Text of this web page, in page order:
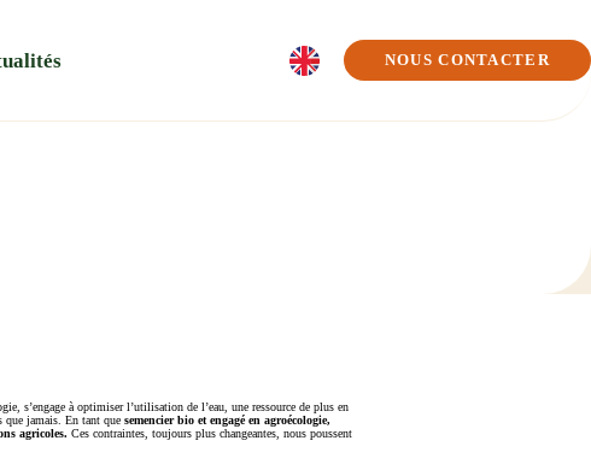
NOUS CONTACTER
s’engage à optimiser l’utilisation de l’eau, une ressource de plus en
que jamais. En tant que semencier bio et engagé en agroécologie,
agricoles. Ces contraintes, toujours plus changeantes, nous poussent